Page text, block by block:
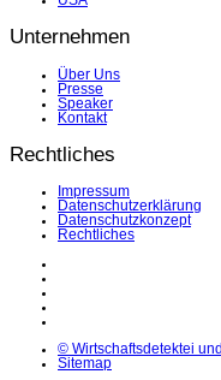
Unternehmen
Über Uns
Presse
Speaker
Kontakt
Rechtliches
Impressum
Datenschutzerklärung
Datenschutzkonzept
Rechtliches
© Wirtschaftsdetektei
Sitemap